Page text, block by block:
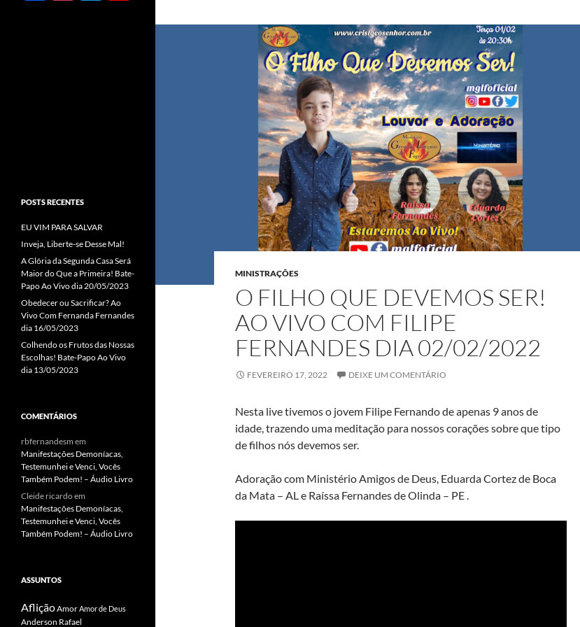
MINISTRAÇÕES
O FILHO QUE DEVEMOS SER!
AO VIVO COM FILIPE
FERNANDES DIA 02/02/2022
FEVEREIRO 17, 2022 DEIXE UM COMENTÁRIO
Nesta live tivemos o jovem Filipe Fernando de apenas 9 anos de
idade, trazendo uma meditação para nossos corações sobre que tipo
de filhos nós devemos ser.
Adoração com Ministério Amigos de Deus, Eduarda Cortez de Boca
da Mata – AL e Raíssa Fernandes de Olinda – PE .
el
POSTS RECENTES
EU VIM PARA SALVAR
Inveja, Liberte-se Desse Mal!
A Glória da Segunda Casa Será
Maior do Que a Primeira! Bate-
Papo Ao Vivo dia 20/05/2023
Obedecer ou Sacrificar? Ao
Vivo Com Fernanda Fernandes
dia 16/05/2023
Colhendo os Frutos das Nossas
Escolhas! Bate-Papo Ao Vivo
dia 13/05/2023
COMENTÁRIOS
rbfernandesm em
Manifestações Demoníacas,
Testemunhei e Venci, Vocês
Também Podem! – Áudio Livro
Cleide ricardoem
Manifestações Demoníacas,
Testemunhei e Venci, Vocês
Também Podem! – Áudio Livro
ASSUNTOS
AfliçãoAmorAmor de Deus
Anderson Rafael